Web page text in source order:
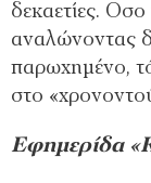
δεκαετίες.
αναλώνοντας
παρωχηµένο,
στο
Εφημερίδα